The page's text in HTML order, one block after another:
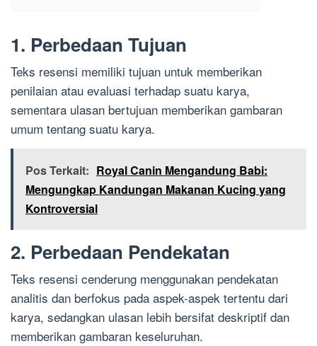
1. Perbedaan Tujuan
Teks resensi memiliki tujuan untuk memberikan
penilaian atau evaluasi terhadap suatu karya,
sementara ulasan bertujuan memberikan gambaran
umum tentang suatu karya.
Pos Terkait: Royal Canin Mengandung Babi:
Mengungkap Kandungan Makanan Kucing yang
Kontroversial
2. Perbedaan Pendekatan
Teks resensi cenderung menggunakan pendekatan
analitis dan berfokus pada aspek-aspek tertentu dari
karya, sedangkan ulasan lebih bersifat deskriptif dan
memberikan gambaran keseluruhan.